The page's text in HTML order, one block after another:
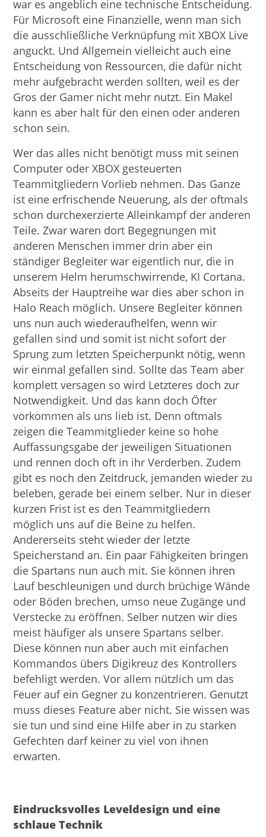
war es angeblich eine technische Entscheidung.
Für Microsoft eine Finanzielle, wenn man sich
die ausschließliche Verknüpfung mit XBOX Live
anguckt. Und Allgemein vielleicht auch eine
Entscheidung von Ressourcen, die dafür nicht
mehr aufgebracht werden sollten, weil es der
Gros der Gamer nicht mehr nutzt. Ein Makel
kann es aber halt für den einen oder anderen
schon sein.
Wer das alles nicht benötigt muss mit seinen
Computer oder XBOX gesteuerten
Teammitgliedern Vorlieb nehmen. Das Ganze
ist eine erfrischende Neuerung, als der oftmals
schon durchexerzierte Alleinkampf der anderen
Teile. Zwar waren dort Begegnungen mit
anderen Menschen immer drin aber ein
ständiger Begleiter war eigentlich nur, die in
unserem Helm herumschwirrende, KI Cortana.
Abseits der Hauptreihe war dies aber schon in
Halo Reach möglich. Unsere Begleiter können
uns nun auch wiederaufhelfen, wenn wir
gefallen sind und somit ist nicht sofort der
Sprung zum letzten Speicherpunkt nötig, wenn
wir einmal gefallen sind. Sollte das Team aber
komplett versagen so wird Letzteres doch zur
Notwendigkeit. Und das kann doch Öfter
vorkommen als uns lieb ist. Denn oftmals
zeigen die Teammitglieder keine so hohe
Auffassungsgabe der jeweiligen Situationen
und rennen doch oft in ihr Verderben. Zudem
gibt es noch den Zeitdruck, jemanden wieder zu
beleben, gerade bei einem selber. Nur in dieser
kurzen Frist ist es den Teammitgliedern
möglich uns auf die Beine zu helfen.
Andererseits steht wieder der letzte
Speicherstand an. Ein paar Fähigkeiten bringen
die Spartans nun auch mit. Sie können ihren
Lauf beschleunigen und durch brüchige Wände
oder Böden brechen, umso neue Zugänge und
Verstecke zu eröffnen. Selber nutzen wir dies
meist häufiger als unsere Spartans selber.
Diese können nun aber auch mit einfachen
Kommandos übers Digikreuz des Kontrollers
befehligt werden. Vor allem nützlich um das
Feuer auf ein Gegner zu konzentrieren. Genutzt
muss dieses Feature aber nicht. Sie wissen was
sie tun und sind eine Hilfe aber in zu starken
Gefechten darf keiner zu viel von ihnen
erwarten.
Eindrucksvolles Leveldesign und eine
schlaue Technik